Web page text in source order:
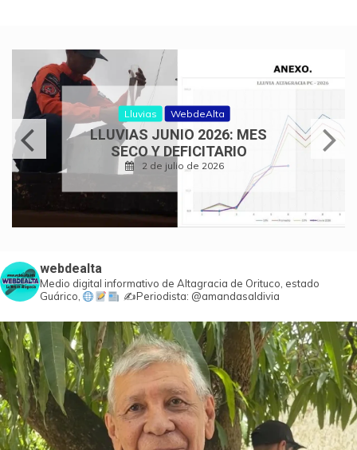
Lluvias WebdeAlta
LLUVIAS JUNIO 2026: MES
SECO Y DEFICITARIO
2 de julio de 2026
webdealta
Medio digital informativo de Altagracia de Orituco, estado
Guárico,
✍️Periodista: @amandasaldivia